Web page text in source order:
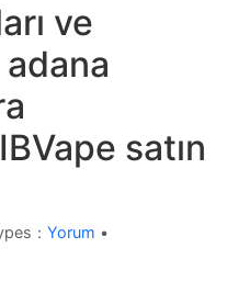
ve
satın
： Yorum •